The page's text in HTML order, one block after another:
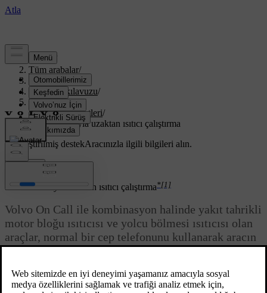
Destek
Tüm arabalar/
XC70 2016/
Kullanıcı kılavuzu/
Volvo On Call/
Konfor hizmetleri/
SMS vasıtasıyla uzaktan ısıtıcı çalıştırma
Özelleştirilmiş destekAracınızla ilgili bilgileri alın.
SMS vasıtasıyla uzaktan ısıtıcı çalıştırma*[1]
Volvo On Call ile kombinasyon halinde yakıt tahrikli
motor bloğu ısıtıcısı ve yolcu bölmesi ısıtıcısı olan
araçlar, normal bir cep telefonunu kullanarak aracın
içinde olduğunuz durumla aynı ısıtıcı ayarlama
istenen ayarları göndermek suretiyle zamanlayıcı